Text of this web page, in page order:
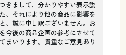
きまして、分かりやすい表示説
、それにより他の商品に影響を
、誠に申し訳ございません。お
今後の商品企画の参考にさせて
まいります。貴重なご意見あり